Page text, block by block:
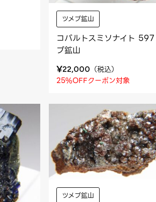
ツメブ鉱山
コバルトスミソナイト
ブ鉱山
¥22,000 （税込）
25%OFFクーポン対象
ツメブ鉱山